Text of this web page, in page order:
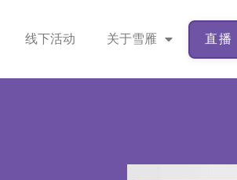
线下活动 关于雪雁 直播